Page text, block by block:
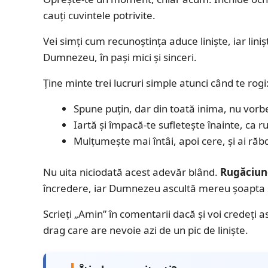
cauți cuvintele potrivite.
Vei simți cum recunoștința aduce liniște, iar
Dumnezeu, în pași mici și sinceri.
Ține minte trei lucruri simple atunci când te
Spune puțin, dar din toată inima, nu
Iartă și împacă-te sufletește înainte, ca
Mulțumește mai întâi, apoi cere, și ai
Nu uita niciodată acest adevăr blând.
încredere, iar Dumnezeu ascultă mereu
Scrieți „Amin” în comentarii dacă și voi
drag care are nevoie azi de un pic de liniște.